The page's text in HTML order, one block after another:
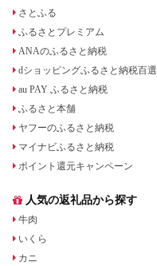
さとふる
ふるさとプレミアム
ANAのふるさと納税
dショッピングふるさと納税百選
au PAY ふるさと納税
ふるさと本舗
ヤフーのふるさと納税
マイナビふるさと納税
ポイント還元キャンペーン
人気の返礼品から探す
牛肉
いくら
カニ